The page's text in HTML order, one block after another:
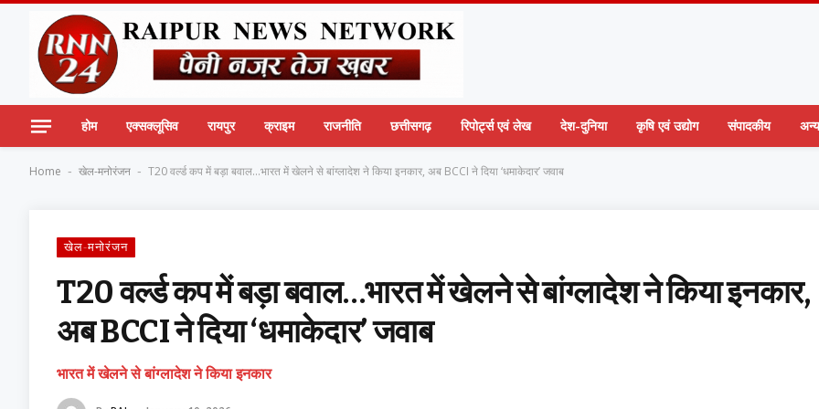
होम एक्सक्लूसिव रायपुर क्राइम राजनीति छत्तीसगढ़ रिपोर्ट्स एवं लेख देश-दुनिया कृषि एवं उद्योग संपादकीय अन्य
Home - खेल-मनोरंजन - T20 वर्ल्ड कप में बड़ा बवाल…भारत में खेलने से बांग्लादेश ने किया इनकार, अब BCCI ने दिया ‘धमाकेदार’ जवाब
खेल-मनोरंजन
T20 वर्ल्ड कप में बड़ा बवाल…भारत में खेलने से बांग्लादेश ने किया इनकार,
अब BCCI ने दिया ‘धमाकेदार’ जवाब
भारत में खेलने से बांग्लादेश ने किया इनकार